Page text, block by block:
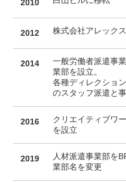
2010
2012 株式会社アレック
2014
一般労働者派遣事
業部を設立。
各種ディレクショ
のスタッフ派遣と
2016
クリエイティブワ
を設立
2019
人材派遣事業部を
業部名を変更